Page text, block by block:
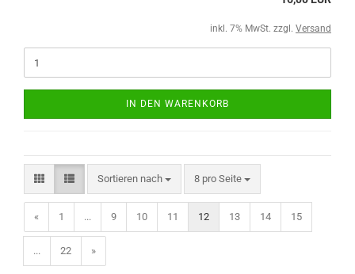
inkl. 7% MwSt. zzgl. Versand
IN DEN WARENKORB
Sortieren nach 8 pro Seite
« 1 ... 9 10 11 12 13 14 15
... 22 »